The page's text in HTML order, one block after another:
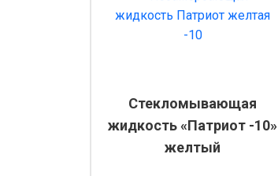
Стекломывающая
жидкость «Патриот -10»
желтый